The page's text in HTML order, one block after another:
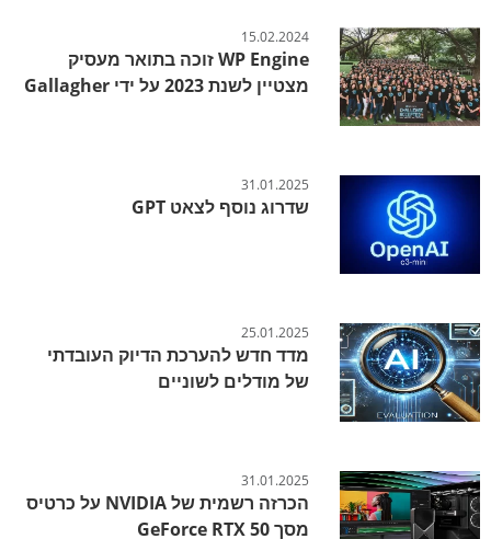
15.02.2024
WP Engine זוכה בתואר מעסיק
מצטיין לשנת 2023 על ידי Gallagher
31.01.2025
שדרוג נוסף לצאט GPT
25.01.2025
מדד חדש להערכת הדיוק העובדתי
של מודלים לשוניים
31.01.2025
הכרזה רשמית של NVIDIA על כרטיס
מסך GeForce RTX 50